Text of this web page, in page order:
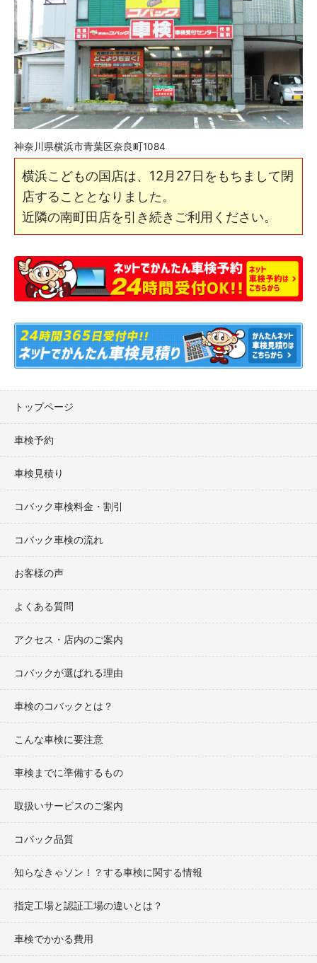
神奈川県横浜市青葉区奈良町1084
横浜こどもの国店は、12月27日をもちまして閉
店することとなりました。
近隣の南町田店を引き続きご利用ください。
トップページ
車検予約
車検見積り
コバック車検料金・割引
コバック車検の流れ
お客様の声
よくある質問
アクセス・店内のご案内
コバックが選ばれる理由
車検のコバックとは？
こんな車検に要注意
車検までに準備するもの
取扱いサービスのご案内
コバック品質
知らなきゃソン！？する車検に関する情報
指定工場と認証工場の違いとは？
車検でかかる費用